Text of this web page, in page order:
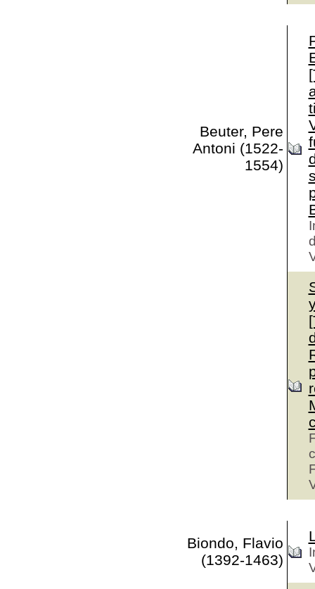
Beuter, Pere
Antoni (1522-
1554)
Biondo, Flavio
(1392-1463)